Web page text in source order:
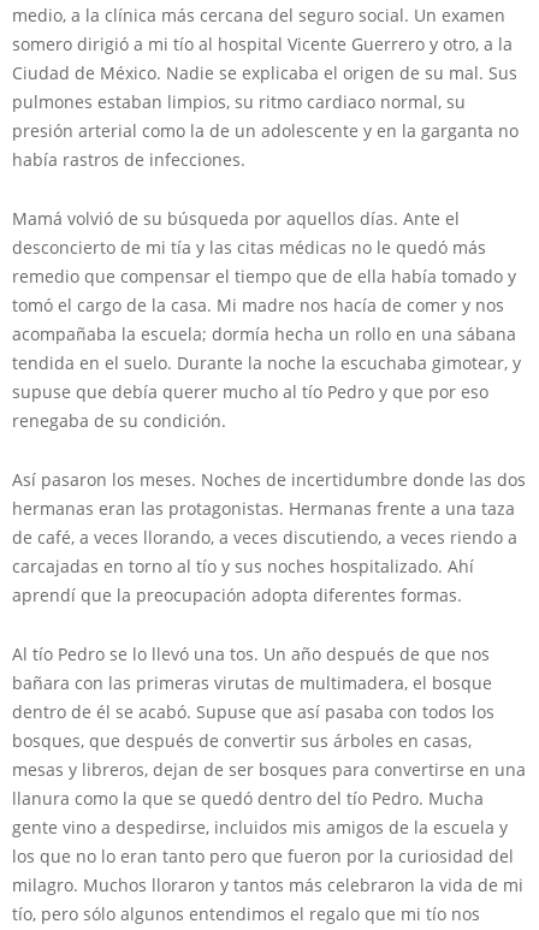
medio, a la clínica más cercana del seguro social. Un examen
somero dirigió a mi tío al hospital Vicente Guerrero y otro, a la
Ciudad de México. Nadie se explicaba el origen de su mal. Sus
pulmones estaban limpios, su ritmo cardiaco normal, su
presión arterial como la de un adolescente y en la garganta no
había rastros de infecciones.
Mamá volvió de su búsqueda por aquellos días. Ante el
desconcierto de mi tía y las citas médicas no le quedó más
remedio que compensar el tiempo que de ella había tomado y
tomó el cargo de la casa. Mi madre nos hacía de comer y nos
acompañaba la escuela; dormía hecha un rollo en una sábana
tendida en el suelo. Durante la noche la escuchaba gimotear, y
supuse que debía querer mucho al tío Pedro y que por eso
renegaba de su condición.
Así pasaron los meses. Noches de incertidumbre donde las dos
hermanas eran las protagonistas. Hermanas frente a una taza
de café, a veces llorando, a veces discutiendo, a veces riendo a
carcajadas en torno al tío y sus noches hospitalizado. Ahí
aprendí que la preocupación adopta diferentes formas.
Al tío Pedro se lo llevó una tos. Un año después de que nos
bañara con las primeras virutas de multimadera, el bosque
dentro de él se acabó. Supuse que así pasaba con todos los
bosques, que después de convertir sus árboles en casas,
mesas y libreros, dejan de ser bosques para convertirse en una
llanura como la que se quedó dentro del tío Pedro. Mucha
gente vino a despedirse, incluidos mis amigos de la escuela y
los que no lo eran tanto pero que fueron por la curiosidad del
milagro. Muchos lloraron y tantos más celebraron la vida de mi
tío, pero sólo algunos entendimos el regalo que mi tío nos